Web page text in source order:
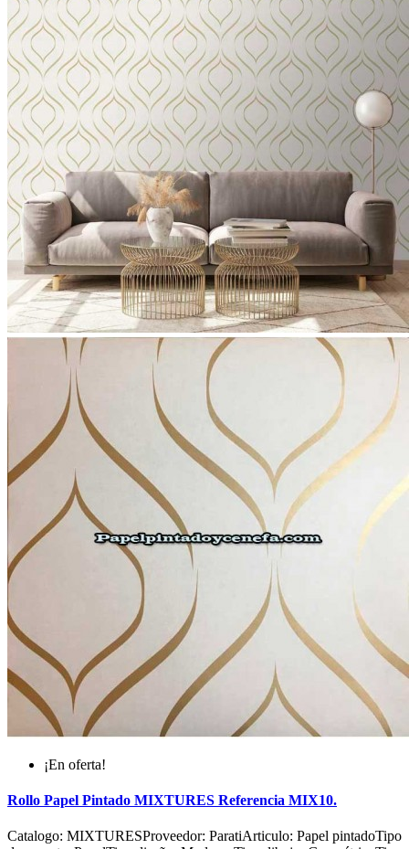
¡En oferta!
Rollo Papel Pintado MIXTURES Referencia MIX10.
Catalogo: MIXTURESProveedor: ParatiArticulo: Papel pintadoTipo